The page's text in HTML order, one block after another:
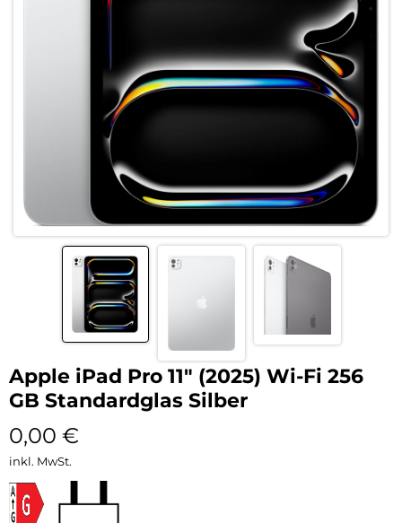
Apple iPad Pro 11″ (2025) Wi-Fi 256
GB Standardglas Silber
0,00 €
inkl. MwSt.